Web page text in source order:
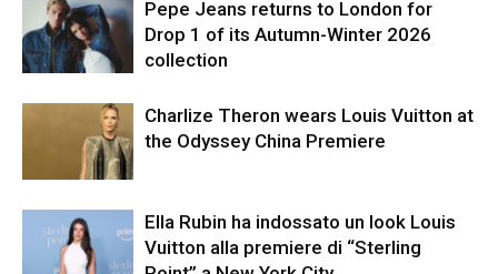
Pepe Jeans returns to London for
Drop 1 of its Autumn-Winter 2026
collection
Charlize Theron wears Louis Vuitton at
the Odyssey China Premiere
Ella Rubin ha indossato un look Louis
Vuitton alla premiere di “Sterling